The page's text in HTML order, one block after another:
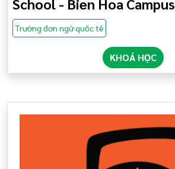
School - Bien Hoa Campus
Trường đơn ngữ quốc tế
KHOÁ HỌC